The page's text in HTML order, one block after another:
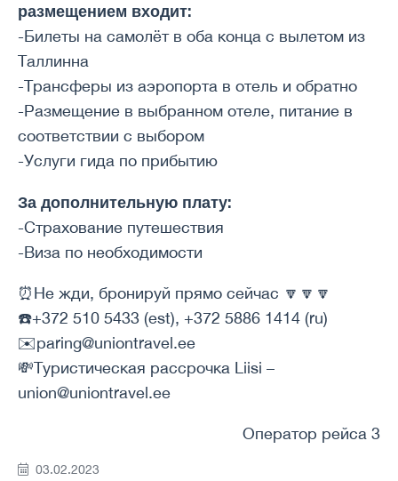
размещением входит:
-Билеты на самолёт в оба конца с вылетом из
Таллинна
-Трансферы из аэропорта в отель и обратно
-Размещение в выбранном отеле, питание в
соответствии с выбором
-Услуги гида по прибытию
За дополнительную плату:
-Страхование путешествия
-Виза по необходимости
⏰Не жди, бронируй прямо сейчас 🔽🔽🔽
☎️+372 510 5433 (est), +372 5886 1414 (ru)
✉️paring@uniontravel.ee
💸Туристическая рассрочка Liisi –
union@uniontravel.ee
Оператор рейса 3
03.02.2023